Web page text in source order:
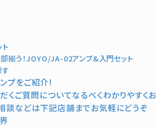
揃う！JOYO/JA-02アンプ&入門セット
プをご紹介!
ご質問についてなるべくわかりやすく
談などは下記店舗までお気軽にどうぞ